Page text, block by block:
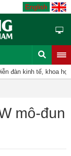
English
đàn kinh tế, khoa học,
mô-đun